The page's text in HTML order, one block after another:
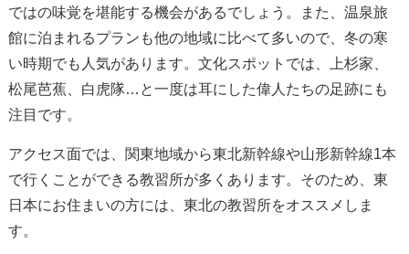
ではの味覚を堪能する機会があるでしょう。また、温泉旅
館に泊まれるプランも他の地域に比べて多いので、冬の寒
い時期でも人気があります。文化スポットでは、上杉家、
松尾芭蕉、白虎隊…と一度は耳にした偉人たちの足跡にも
注目です。
アクセス面では、関東地域から東北新幹線や山形新幹線1本
で行くことができる教習所が多くあります。そのため、東
日本にお住まいの方には、東北の教習所をオススメしま
す。